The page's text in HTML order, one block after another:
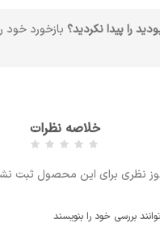
را پیدا نکردید؟ بازخورد خود
خلاصه نظرات
نظری برای این محصول ثبت
بررسی خود را بنویسند